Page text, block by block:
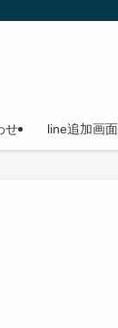
でご家族やお友達を
せ line追加画面